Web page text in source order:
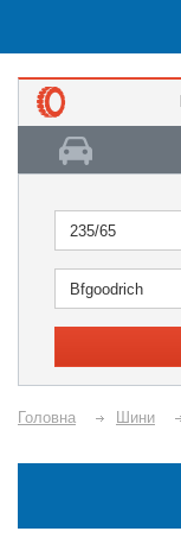
235/65
Bfgoodrich
Головна Шини